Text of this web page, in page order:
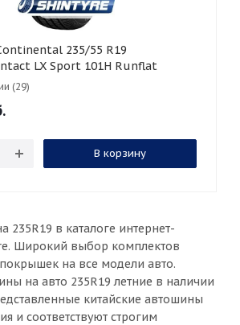
LX Sport 101H Runflat
(29)
В корзину
235R19 в каталоге интернет-
Широкий выбор комплектов
на все модели авто.
на авто 235R19 летние в наличии
китайские автошины
и соответствуют строгим